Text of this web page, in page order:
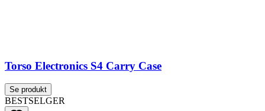
Torso Electronics S4 Carry Case
Se produkt
BESTSELGER